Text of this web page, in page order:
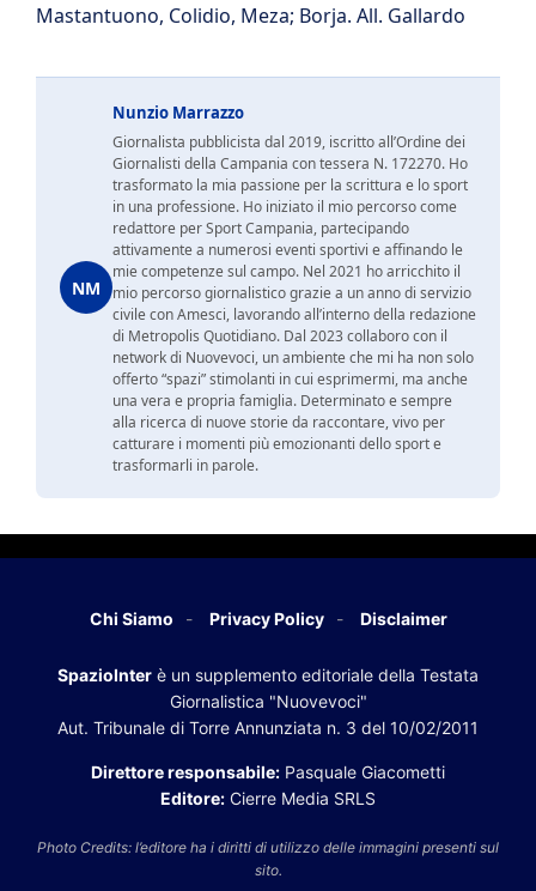
Mastantuono, Colidio, Meza; Borja. All. Gallardo
NM
Nunzio Marrazzo
Giornalista pubblicista dal 2019, iscritto all’Ordine dei
Giornalisti della Campania con tessera N. 172270. Ho
trasformato la mia passione per la scrittura e lo sport
in una professione. Ho iniziato il mio percorso come
redattore per Sport Campania, partecipando
attivamente a numerosi eventi sportivi e affinando le
mie competenze sul campo. Nel 2021 ho arricchito il
mio percorso giornalistico grazie a un anno di servizio
civile con Amesci, lavorando all’interno della redazione
di Metropolis Quotidiano. Dal 2023 collaboro con il
network di Nuovevoci, un ambiente che mi ha non solo
offerto “spazi” stimolanti in cui esprimermi, ma anche
una vera e propria famiglia. Determinato e sempre
alla ricerca di nuove storie da raccontare, vivo per
catturare i momenti più emozionanti dello sport e
trasformarli in parole.
Chi Siamo Privacy Policy Disclaimer
SpazioInter è un supplemento editoriale della Testata
Giornalistica "Nuovevoci"
Aut. Tribunale di Torre Annunziata n. 3 del 10/02/2011
Direttore responsabile: Pasquale Giacometti
Editore: Cierre Media SRLS
Photo Credits: l’editore ha i diritti di utilizzo delle immagini presenti sul
sito.